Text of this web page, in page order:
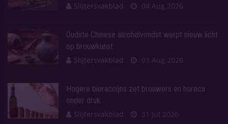
Slijtersvakblad
04 Aug 2026
Oudste Chinese alcoholvondst werpt nieuw licht
op brouwkunst
Slijtersvakblad
03 Aug 2026
Hogere bieraccijns zet brouwers en horeca
onder druk
Slijtersvakblad
31 Jul 2026